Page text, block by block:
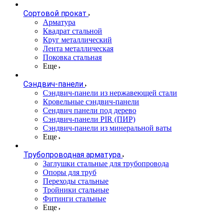
Сортовой прокат
Арматура
Квадрат стальной
Круг металлический
Лента металлическая
Поковка стальная
Еще
Сэндвич-панели
Cэндвич-панели из нержавеющей стали
Кровельные сэндвич-панели
Сендвич панели под дерево
Сэндвич-панели PIR (ПИР)
Сэндвич-панели из минеральной ваты
Еще
Трубопроводная арматура
Заглушки стальные для трубопровода
Опоры для труб
Переходы стальные
Тройники стальные
Фитинги стальные
Еще